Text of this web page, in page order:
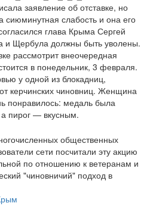
заявление об отставке, но
сиюминутная слабость и она его
глава Крыма Сергей
и Щербула должны быть уволены.
рассмотрит внеочередная
в понедельник, 3 февраля.
у одной из блокадниц,
керчинских чиновниц. Женщина
понравилось: медаль была
а пирог — вкусным.
общественных
сети посчитали эту акцию
по отношению к ветеранам и
"чиновничий" подход в